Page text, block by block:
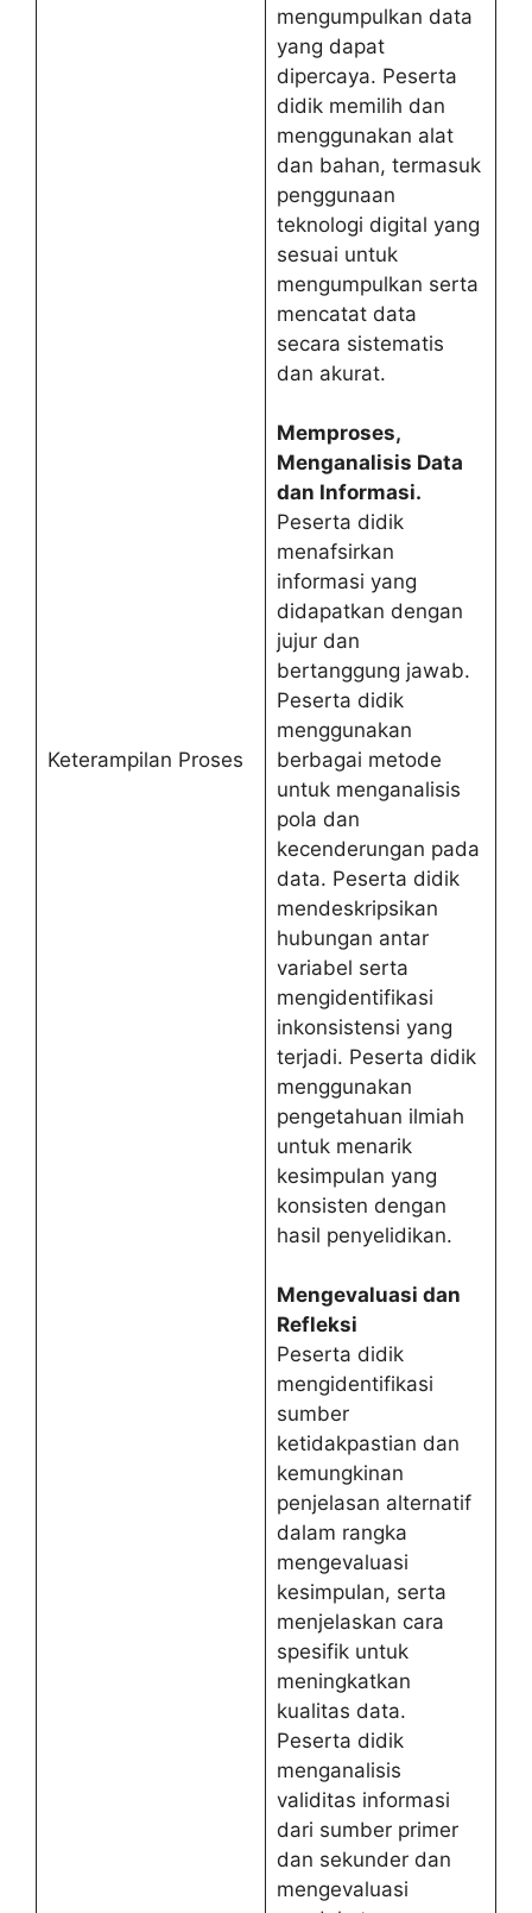
Keterampilan Proses
mengumpulkan data
yang dapat
dipercaya. Peserta
didik memilih dan
menggunakan alat
dan bahan, termasuk
penggunaan
teknologi digital yang
sesuai untuk
mengumpulkan serta
mencatat data
secara sistematis
dan akurat.
Memproses,
Menganalisis Data
dan Informasi.
Peserta didik
menafsirkan
informasi yang
didapatkan dengan
jujur dan
bertanggung jawab.
Peserta didik
menggunakan
berbagai metode
untuk menganalisis
pola dan
kecenderungan pada
data. Peserta didik
mendeskripsikan
hubungan antar
variabel serta
mengidentifikasi
inkonsistensi yang
terjadi. Peserta didik
menggunakan
pengetahuan ilmiah
untuk menarik
kesimpulan yang
konsisten dengan
hasil penyelidikan.
Mengevaluasi dan
Refleksi
Peserta didik
mengidentifikasi
sumber
ketidakpastian dan
kemungkinan
penjelasan alternatif
dalam rangka
mengevaluasi
kesimpulan, serta
menjelaskan cara
spesifik untuk
meningkatkan
kualitas data.
Peserta didik
menganalisis
validitas informasi
dari sumber primer
dan sekunder dan
mengevaluasi